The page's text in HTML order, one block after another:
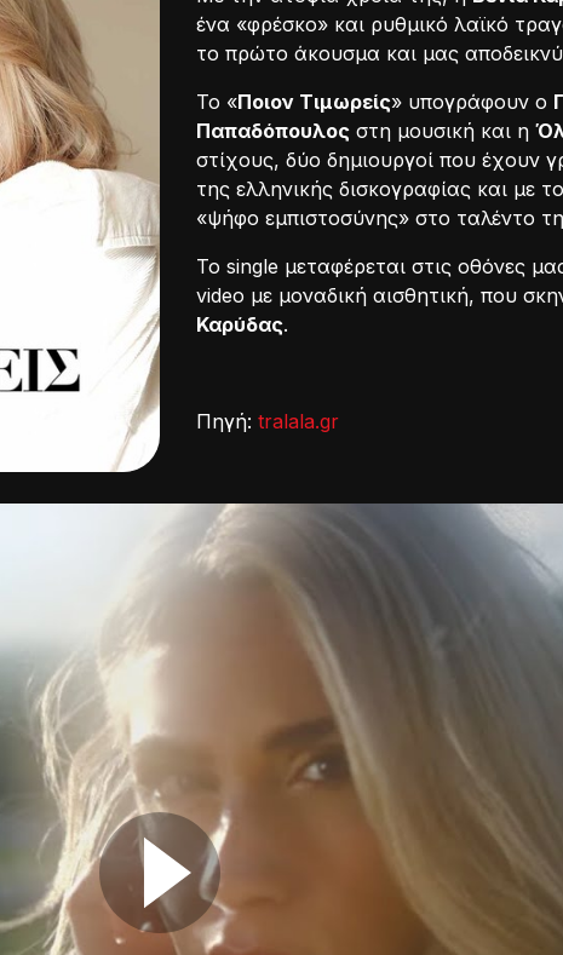
ένα «φρέσκο» και ρυθμικό λαϊκό
το πρώτο άκουσμα και μας
Το «Ποιον Τιμωρείς» υπογράφουν ο
Παπαδόπουλος στη μουσική και η
στίχους, δύο δημιουργοί που έχουν
της ελληνικής δισκογραφίας και με
«ψήφο εμπιστοσύνης» στο ταλέντο
Το single μεταφέρεται στις οθόνες
video με μοναδική αισθητική, που
Καρύδας.
Πηγή: tralala.gr